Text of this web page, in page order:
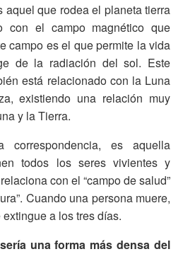
aquel que rodea el planeta tierra
con el campo magnético que
campo es el que permite la vida
de la radiación del sol. Este
está relacionado con la Luna
existiendo una relación muy
y la Tierra.
es aquella
todos los seres vivientes y
con el “campo de salud”
Cuando una persona muere,
a los tres días.
una forma más densa del